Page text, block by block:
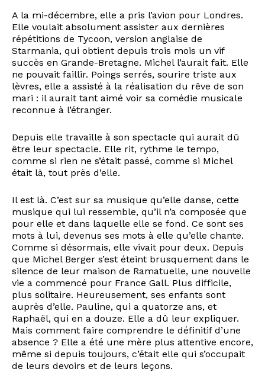
A la mi-décembre, elle a pris l’avion pour Londres.
Elle voulait absolument assister aux dernières
répétitions de Tycoon, version anglaise de
Starmania, qui obtient depuis trois mois un vif
succès en Grande-Bretagne. Michel l’aurait fait. Elle
ne pouvait faillir. Poings serrés, sourire triste aux
lèvres, elle a assisté à la réalisation du rêve de son
mari : il aurait tant aimé voir sa comédie musicale
reconnue à l’étranger.
Depuis elle travaille à son spectacle qui aurait dû
être leur spectacle. Elle rit, rythme le tempo,
comme si rien ne s’était passé, comme si Michel
était là, tout près d’elle.
Il est là. C’est sur sa musique qu’elle danse, cette
musique qui lui ressemble, qu’il n’a composée que
pour elle et dans laquelle elle se fond. Ce sont ses
mots à lui, devenus ses mots à elle qu’elle chante.
Comme si désormais, elle vivait pour deux. Depuis
que Michel Berger s’est éteint brusquement dans le
silence de leur maison de Ramatuelle, une nouvelle
vie a commencé pour France Gall. Plus difficile,
plus solitaire. Heureusement, ses enfants sont
auprès d’elle. Pauline, qui a quatorze ans, et
Raphaël, qui en a douze. Elle a dû leur expliquer.
Mais comment faire comprendre le définitif d’une
absence ? Elle a été une mère plus attentive encore,
même si depuis toujours, c’était elle qui s’occupait
de leurs devoirs et de leurs leçons.